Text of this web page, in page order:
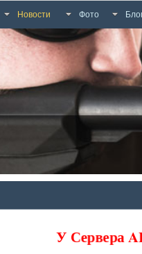
Новости Фото
У Сервера